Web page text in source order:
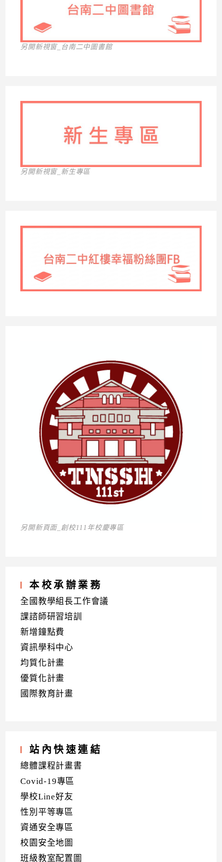
另開新視窗_台南二中圖書館
另開新視窗_新生專區
另開新頁面_創校111年校慶專區
本校承辦業務
全國教學組長工作會議
課諮師研習培訓
新增鐘點費
資訊學科中心
均質化計畫
優質化計畫
國際教育計畫
站內快速連結
總體課程計畫書
Covid-19專區
學校Line好友
性別平等專區
資通安全專區
校園安全地圖
班級教室配置圖